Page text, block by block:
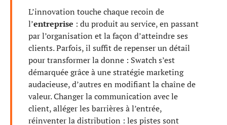
L’innovation touche chaque recoin de
l’entreprise : du produit au service, en passant
par l’organisation et la façon d’atteindre ses
clients. Parfois, il suffit de repenser un détail
pour transformer la donne : Swatch s’est
démarquée grâce à une stratégie marketing
audacieuse, d’autres en modifiant la chaîne de
valeur. Changer la communication avec le
client, alléger les barrières à l’entrée,
réinventer la distribution : les pistes sont